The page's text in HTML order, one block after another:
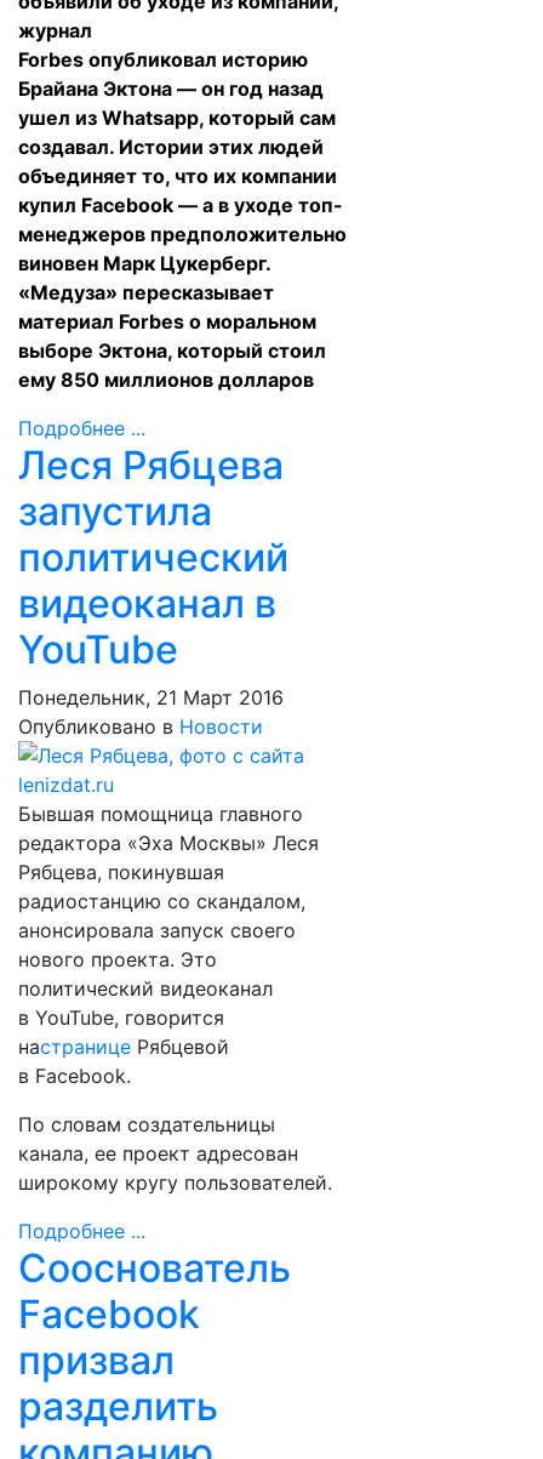
журнал
Forbes опубликовал историю
Брайана Эктона — он год назад
ушел из Whatsapp, который сам
создавал. Истории этих людей
объединяет то, что их компании
купил Facebook — а в уходе топ-
менеджеров предположительно
виновен Марк Цукерберг.
«Медуза» пересказывает
материал Forbes о моральном
выборе Эктона, который стоил
ему 850 миллионов долларов
Подробнее ...
Леся Рябцева
запустила
политический
видеоканал в
YouTube
Понедельник, 21 Март 2016
Опубликовано в Новости
Бывшая помощница главного
редактора «Эха Москвы» Леся
Рябцева, покинувшая
радиостанцию со скандалом,
анонсировала запуск своего
нового проекта. Это
политический видеоканал
в YouTube, говорится
настранице Рябцевой
в Facebook.
По словам создательницы
канала, ее проект адресован
широкому кругу пользователей.
Подробнее ...
Сооснователь
Facebook
призвал
разделить